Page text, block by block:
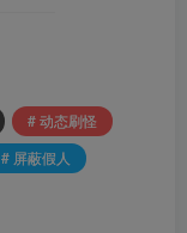
# 动态刷怪
# 屏蔽假人